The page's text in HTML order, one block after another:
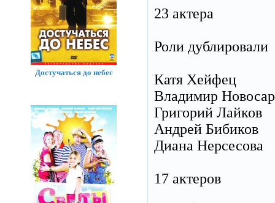
23 актера
Роли дублировали
Катя Хейфец
Владимир
Григорий Лайков
Андрей Бибиков
Диана Нерсесова
17 актеров
Достучаться до небес